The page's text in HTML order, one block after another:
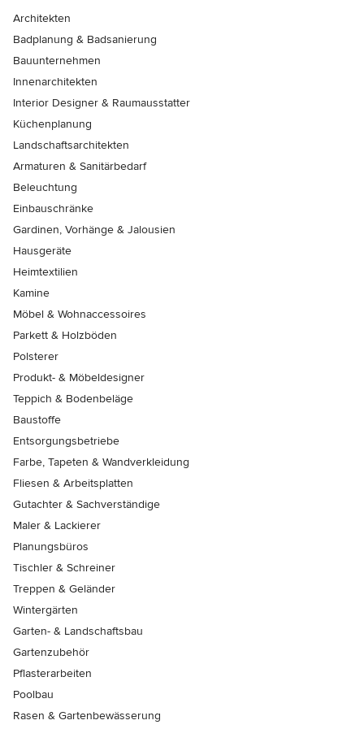
Architekten
Badplanung & Badsanierung
Bauunternehmen
Innenarchitekten
Interior Designer & Raumausstatter
Küchenplanung
Landschaftsarchitekten
Armaturen & Sanitärbedarf
Beleuchtung
Einbauschränke
Gardinen, Vorhänge & Jalousien
Hausgeräte
Heimtextilien
Kamine
Möbel & Wohnaccessoires
Parkett & Holzböden
Polsterer
Produkt- & Möbeldesigner
Teppich & Bodenbeläge
Baustoffe
Entsorgungsbetriebe
Farbe, Tapeten & Wandverkleidung
Fliesen & Arbeitsplatten
Gutachter & Sachverständige
Maler & Lackierer
Planungsbüros
Tischler & Schreiner
Treppen & Geländer
Wintergärten
Garten- & Landschaftsbau
Gartenzubehör
Pflasterarbeiten
Poolbau
Rasen & Gartenbewässerung